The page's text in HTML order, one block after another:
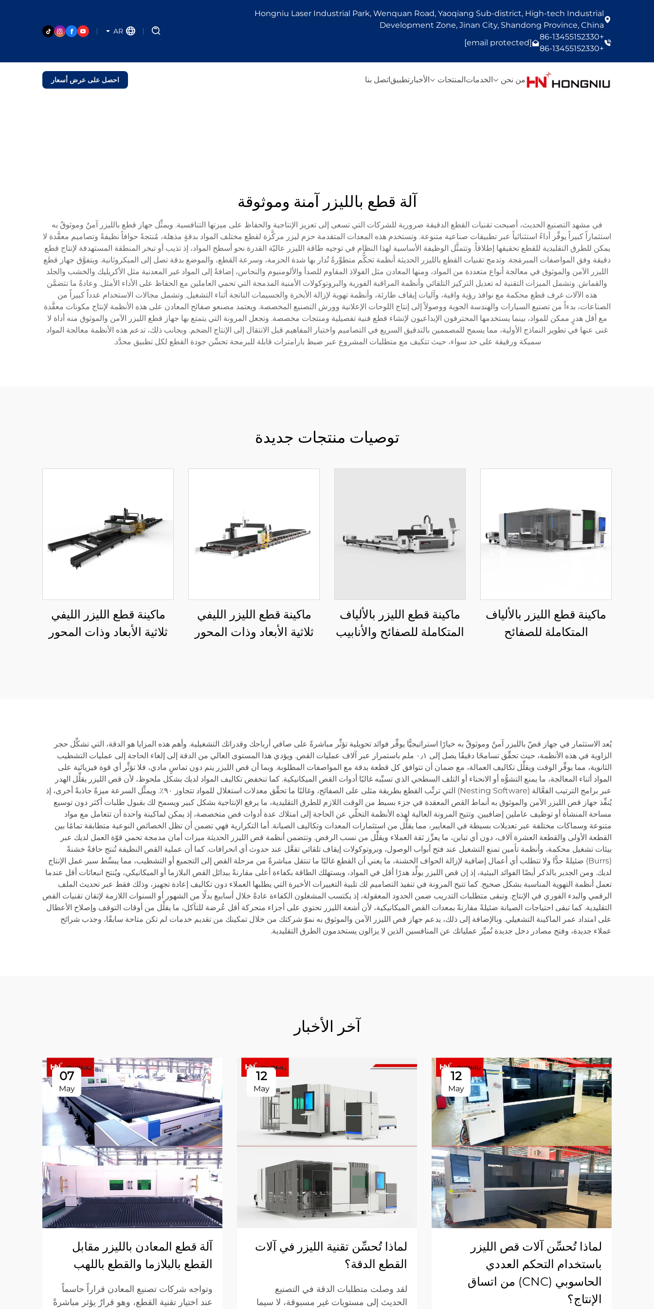
Hongniu Laser Industrial Park, Wenquan Road, Yaoqiang Sub-district, High-tech Industrial
Development Zone, Jinan City, Shandong Province, China
+86-13455152330
+86-13455152330
[email protected]
AR
من نحن الخدماتالمنتجات الأخبار تطبيقاتصل بنا احصل على عرض أسعار
آلة قطع بالليزر آمنة وموثوقة
في مشهد التصنيع الحديث، أصبحت تقنيات القطع الدقيقة ضرورية للشركات التي تسعى إلى تعزيز الإنتاجية والحفاظ على ميزتها التنافسية. ويمثِّل جهاز قطع بالليزر آمنٌ وموثوقٌ به
استثماراً كبيراً يوفِّر أداءً استثنائياً عبر تطبيقات صناعية متنوعة. وتستخدم هذه المعدات المتقدمة حزم ليزر مركَّزة لقطع مختلف المواد بدقةٍ مذهلة، مُنتجةً حوافاً نظيفةً وتصاميم معقَّدة لا
يمكن للطرق التقليدية للقطع تحقيقها إطلاقاً. وتتمثَّل الوظيفة الأساسية لهذا النظام في توجيه طاقة الليزر عاليّة القدرة نحو أسطح المواد، إذ تذيب أو تبخر المنطقة المستهدفة لإنتاج قطع
دقيقة وفق المواصفات المبرمَجة. وتدمج تقنيات القطع بالليزر الحديثة أنظمة تحكُّم متطوِّرةً تُدار بها شدة الحزمة، وسرعة القطع، والموضع بدقة تصل إلى الميكروثانية. ويتفوَّق جهاز قطع
الليزر الآمن والموثوق في معالجة أنواع متعددة من المواد، ومنها المعادن مثل الفولاذ المقاوم للصدأ والألومنيوم والنحاس، إضافةً إلى المواد غير المعدنية مثل الأكريليك والخشب والجلد
والقماش. وتشمل الميزات التقنية له تعديل التركيز التلقائي وأنظمة المراقبة الفورية والبروتوكولات الأمنية المدمجة التي تحمي العاملين مع الحفاظ على الأداء الأمثل. وعادةً ما تتضمَّن
هذه الآلات غرف قطع محكمة مع نوافذ رؤية واقية، وآليات إيقاف طارئة، وأنظمة تهوية لإزالة الأبخرة والجسيمات الناتجة أثناء التشغيل. وتشمل مجالات الاستخدام عدداً كبيراً من
الصناعات، بدءاً من تصنيع السيارات والهندسة الجوية ووصولاً إلى إنتاج اللوحات الإعلانية وورش التصنيع المخصصة. ويعتمد مصنعو صفائح المعادن على هذه الأنظمة لإنتاج مكونات معقَّدة
مع أقل هدرٍ ممكن للمواد، بينما يستخدمها المحترفون الإبداعيون لإنشاء قطع فنية تفصيلية ومنتجات مخصصة. وتجعل المرونة التي يتمتع بها جهاز قطع الليزر الآمن والموثوق منه أداة لا
غنى عنها في تطوير النماذج الأولية، مما يسمح للمصممين بالتدقيق السريع في التصاميم واختبار المفاهيم قبل الانتقال إلى الإنتاج الضخم. وبجانب ذلك، تدعم هذه الأنظمة معالجة المواد
سميكة ورقيقة على حد سواء، حيث تتكيف مع متطلبات المشروع عبر ضبط بارامترات قابلة للبرمجة تحسِّن جودة القطع لكل تطبيق محدَّد.
توصيات منتجات جديدة
ماكينة قطع الليزر بالألياف
المتكاملة للصفائح
ماكينة قطع الليزر بالألياف
المتكاملة للصفائح والأنابيب
ماكينة قطع الليزر الليفي
ثلاثية الأبعاد وذات المحور
ماكينة قطع الليزر الليفي
ثلاثية الأبعاد وذات المحور
يُعد الاستثمار في جهاز قصّ بالليزر آمنٌ وموثوقٌ به خيارًا استراتيجيًّا يوفِّر فوائد تحويلية تؤثِّر مباشرةً على صافي أرباحك وقدراتك التشغيلية. وأهم هذه المزايا هو الدقة، التي تشكِّل حجر
الزاوية في هذه الأنظمة، حيث تحقِّق تسامحًا دقيقًا يصل إلى ٠٫١ ملم باستمرار عبر آلاف عمليات القص. ويؤدي هذا المستوى العالي من الدقة إلى إلغاء الحاجة إلى عمليات التشطيب
الثانوية، مما يوفِّر الوقت ويقلِّل تكاليف العمالة، مع ضمان أن تتوافق كل قطعة بدقة مع المواصفات المطلوبة. وبما أن قص الليزر يتم دون تماسٍ مادي، فلا تؤثِّر أي قوة فيزيائية على
المواد أثناء المعالجة، ما يمنع التشوُّه أو الانحناء أو التلف السطحي الذي تسبِّبه غالبًا أدوات القص الميكانيكية. كما تنخفض تكاليف المواد لديك بشكل ملحوظ، لأن قص الليزر يقلِّل الهدر
عبر برامج الترتيب الفعَّالة (Nesting Software) التي ترتِّب القطع بطريقة مثلى على الصفائح، وغالبًا ما تحقِّق معدلات استغلال للمواد تتجاوز ٩٠٪. ويمثِّل السرعة ميزةً جاذبةً أخرى، إذ
يُنفِّذ جهاز قص الليزر الآمن والموثوق به أنماط القص المعقدة في جزء بسيط من الوقت اللازم للطرق التقليدية، ما يرفع الإنتاجية بشكل كبير ويسمح لك بقبول طلبات أكثر دون توسيع
مساحة المنشأة أو توظيف عاملين إضافيين. وتتيح المرونة العالية لهذه الأنظمة التخلّي عن الحاجة إلى امتلاك عدة أدوات قص متخصصة، إذ يمكن لماكينة واحدة أن تتعامل مع مواد
متنوعة وسماكات مختلفة عبر تعديلات بسيطة في المعايير، مما يقلِّل من استثمارات المعدات وتكاليف الصيانة. أما التكرارية فهي تضمن أن تظل الخصائص النوعية متطابقة تمامًا بين
القطعة الأولى والقطعة العشرة آلاف، دون أي تباين، ما يعزِّز ثقة العملاء ويقلِّل من نسب الرفض. وتتضمن أنظمة قص الليزر الحديثة ميزات أمان مدمجة تحمي قوّة العمل لديك عبر
بيئات تشغيل محكمة، وأنظمة تأمين تمنع التشغيل عند فتح أبواب الوصول، وبروتوكولات إيقاف تلقائي تفعَّل عند حدوث أي انحرافات. كما أن عملية القص النظيفة تُنتج حافةً خشنةً
(Burrs) ضئيلةً جدًّا ولا تتطلب أي أعمال إضافية لإزالة الحواف الخشنة، ما يعني أن القطع غالبًا ما تنتقل مباشرةً من مرحلة القص إلى التجميع أو التشطيب، مما يبسِّط سير عمل الإنتاج
لديك. ومن الجدير بالذكر أيضًا الفوائد البيئية، إذ إن قص الليزر يولِّد هدرًا أقل في المواد، ويستهلك الطاقة بكفاءة أعلى مقارنةً ببدائل القص البلازما أو الميكانيكي، ويُنتج انبعاثات أقل عندما
تعمل أنظمة التهوية المناسبة بشكل صحيح. كما تتيح المرونة في تنفيذ التصاميم لك تلبية التغييرات الأخيرة التي يطلبها العملاء دون تكاليف إعادة تجهيز، وذلك فقط عبر تحديث الملف
الرقمي والبدء الفوري في الإنتاج. وتبقى متطلبات التدريب ضمن الحدود المعقولة، إذ يكتسب المشغلون الكفاءة عادةً خلال أسابيع بدلًا من الشهور أو السنوات اللازمة لإتقان تقنيات القص
التقليدية. كما تبقى احتياجات الصيانة ضئيلةً مقارنةً بمعدات القص الميكانيكية، لأن أشعة الليزر تحتوي على أجزاء متحركة أقل عُرضة للتآكل، ما يقلِّل من أوقات التوقف وإصلاح الأعطال
على امتداد عمر الماكينة التشغيلي. وبالإضافة إلى ذلك، يدعم جهاز قص الليزر الآمن والموثوق به نموّ شركتك من خلال تمكينك من تقديم خدمات لم تكن متاحة سابقًا، وجذب شرائح
عملاء جديدة، وفتح مصادر دخل جديدة تُميِّز عملياتك عن المنافسين الذين لا يزالون يستخدمون الطرق التقليدية.
آخر الأخبار
12
May
لماذا تُحسِّن آلات قص الليزر
باستخدام التحكم العددي
الحاسوبي (CNC) من اتساق
الإنتاج؟
12
May
لماذا تُحسِّن تقنية الليزر في آلات
القطع الدقة؟
لقد وصلت متطلبات الدقة في التصنيع
الحديث إلى مستويات غير مسبوقة، لا سيما
07
May
آلة قطع المعادن بالليزر مقابل
القطع بالبلازما والقطع باللهب
وتواجه شركات تصنيع المعادن قراراً حاسماً
عند اختيار تقنية القطع، وهو قرارٌ يؤثر مباشرةً